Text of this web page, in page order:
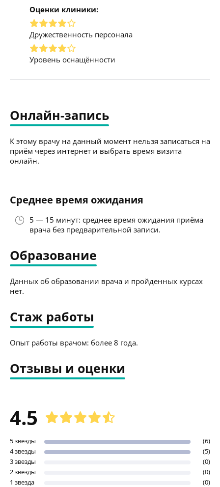
Оценки клиники:
Дружественность персонала
Уровень оснащённости
Онлайн-запись
К этому врачу на данный момент нельзя записаться на
приём через интернет и выбрать время визита
онлайн.
Среднее время ожидания
5 — 15 минут: среднее время ожидания приёма
врача без предварительной записи.
Образование
Данных об образовании врача и пройденных курсах
нет.
Стаж работы
Опыт работы врачом: более 8 года.
Отзывы и оценки
4.5
5 звезды
(6)
4 звезды
(5)
3 звезды
(0)
2 звезды
(0)
1 звезда
(0)